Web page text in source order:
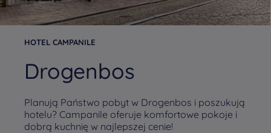
HOTEL CAMPANILE
Drogenbos
Planują Państwo pobyt w Drogenbos i poszukują
hotelu? Campanile oferuje komfortowe pokoje i
dobrą kuchnię w najlepszej cenie!